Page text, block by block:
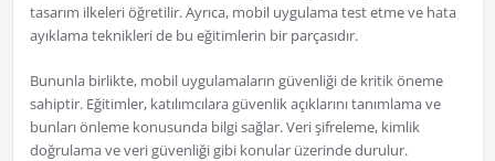
tasarım ilkeleri öğretilir. Ayrıca, mobil uygulama test etme ve hata
ayıklama teknikleri de bu eğitimlerin bir parçasıdır.
Bununla birlikte, mobil uygulamaların güvenliği de kritik öneme
sahiptir. Eğitimler, katılımcılara güvenlik açıklarını tanımlama ve
bunları önleme konusunda bilgi sağlar. Veri şifreleme, kimlik
doğrulama ve veri güvenliği gibi konular üzerinde durulur.